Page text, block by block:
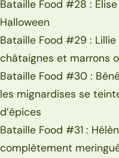
Bataille Food #28 :
Halloween
Bataille Food #29 : Lillie
châtaignes et marrons
Bataille Food #30 :
les mignardises se
d’épices
Bataille Food #31 :
complètement